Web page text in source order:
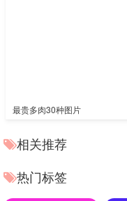
最贵多肉30种图片
相关推荐
热门标签